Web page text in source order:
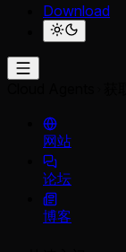
Download
网站
论坛
博客